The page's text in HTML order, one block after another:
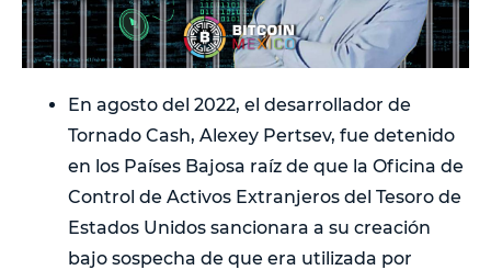
En agosto del 2022, el desarrollador de
Tornado Cash, Alexey Pertsev, fue detenido
en los Países Bajosa raíz de que la Oficina de
Control de Activos Extranjeros del Tesoro de
Estados Unidos sancionara a su creación
bajo sospecha de que era utilizada por